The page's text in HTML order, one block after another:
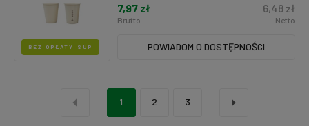
7,97 zł
Brutto
6,48 zł
Netto
POWIADOM O DOSTĘPNOŚCI
BEZ OPŁATY SUP
« 1 2 3 »